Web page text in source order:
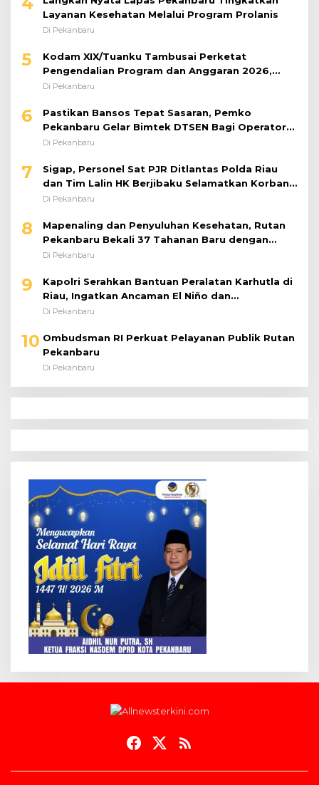
Layanan Kesehatan Melalui Program Prolanis
Di Pekanbaru
5
Kodam XIX/Tuanku Tambusai Perketat
Pengendalian Program dan Anggaran 2026,
Pastikan Kinerja Tepat Sasaran
Di Pekanbaru
6
Pastikan Bansos Tepat Sasaran, Pemko
Pekanbaru Gelar Bimtek DTSEN Bagi Operator
Puskessos
Di Pekanbaru
7
Sigap, Personel Sat PJR Ditlantas Polda Riau
dan Tim Lalin HK Berjibaku Selamatkan Korban
Kecelakaan di Tol Pekanbaru–Dumai
Di Pekanbaru
8
Mapenaling dan Penyuluhan Kesehatan, Rutan
Pekanbaru Bekali 37 Tahanan Baru dengan
Edukasi TBC, HIV, dan Bahaya Narkoba
Di Pekanbaru
9
Kapolri Serahkan Bantuan Peralatan Karhutla di
Riau, Ingatkan Ancaman El Niño dan
Prioritaskan Pencegahan
Di Pekanbaru
10 Ombudsman RI Perkuat Pelayanan Publik Rutan
Pekanbaru
Di Pekanbaru